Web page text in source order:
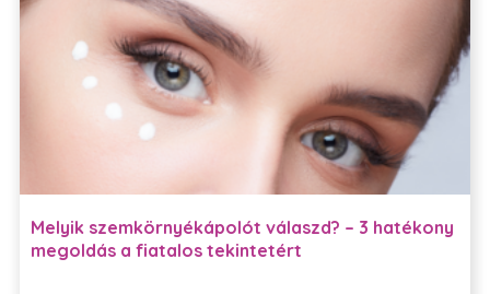
Melyik szemkörnyékápolót válaszd? – 3 hatékony
megoldás a fiatalos tekintetért